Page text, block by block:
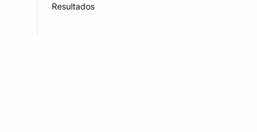
Resultados